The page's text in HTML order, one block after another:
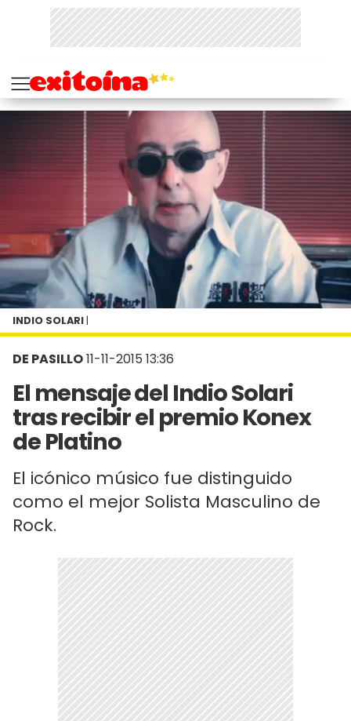
DE PASILLO11-11-2015 13:36
El mensaje del Indio Solari
tras recibir el premio Konex
de Platino
El icónico músico fue distinguido
como el mejor Solista Masculino de
Rock.
INDIO SOLARI |